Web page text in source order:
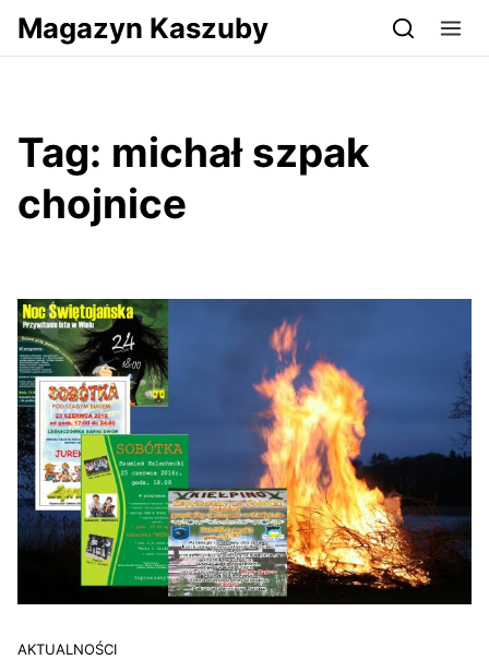
Przejdź do serwisu magazynkaszuby.pl
Magazyn Kaszuby
Tag: michał szpak
chojnice
AKTUALNOŚCI